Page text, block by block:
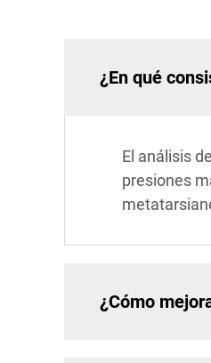
¿En qué
El análisis
presiones
¿Cómo